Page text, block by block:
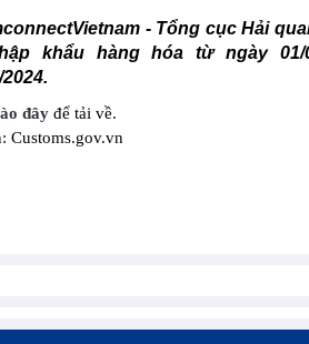
- Tổng cục Hải
khẩu hàng hóa từ ngày 01/
đây để tải về.
Customs.gov.vn